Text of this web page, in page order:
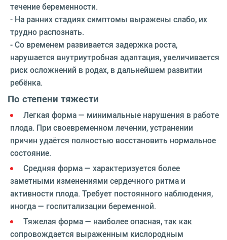
течение беременности.
- На ранних стадиях симптомы выражены слабо, их
трудно распознать.
- Со временем развивается задержка роста,
нарушается внутриутробная адаптация, увеличивается
риск осложнений в родах, в дальнейшем развитии
ребёнка.
По степени тяжести
Легкая форма — минимальные нарушения в работе
плода. При своевременном лечении, устранении
причин удаётся полностью восстановить нормальное
состояние.
Средняя форма — характеризуется более
заметными изменениями сердечного ритма и
активности плода. Требует постоянного наблюдения,
иногда — госпитализации беременной.
Тяжелая форма — наиболее опасная, так как
сопровождается выраженным кислородным